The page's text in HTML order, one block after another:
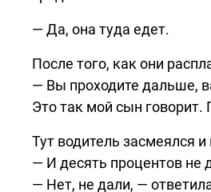
— Да, она туда едет.
После того, как они
— Вы проходите дальше,
Это так мой сын
Тут водитель засмеялся
— И десять процентов не
— Нет, не дали, —